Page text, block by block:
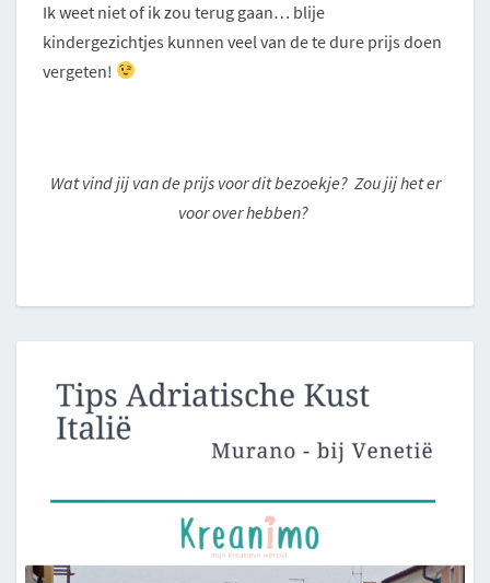
Ik weet niet of ik zou terug gaan… blije
kindergezichtjes kunnen veel van de te dure prijs doen
vergeten!
Wat vind jij van de prijs voor dit bezoekje? Zou jij het er
voor over hebben?